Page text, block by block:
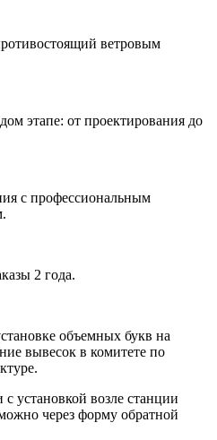
ветровым
этапе: от проектирования до
с профессиональным
2 года.
объемных букв на
вывесок в комитете по
установкой возле станции
через форму обратной